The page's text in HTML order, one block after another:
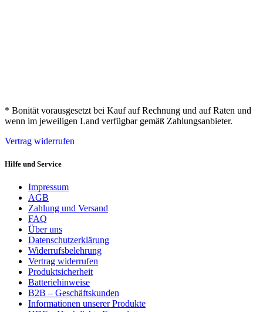
* Bonität vorausgesetzt bei Kauf auf Rechnung und auf Raten und
wenn im jeweiligen Land verfügbar gemäß Zahlungsanbieter.
Vertrag widerrufen
Hilfe und Service
Impressum
AGB
Zahlung und Versand
FAQ
Über uns
Datenschutzerklärung
Widerrufsbelehrung
Vertrag widerrufen
Produktsicherheit
Batteriehinweise
B2B – Geschäftskunden
Informationen unserer Produkte